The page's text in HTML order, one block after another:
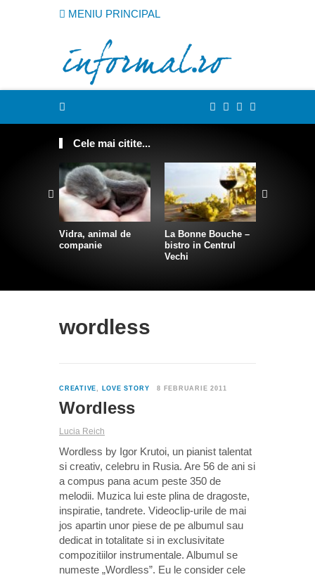
MENIU PRINCIPAL
Cele mai citite...
Vidra, animal de
companie
La Bonne Bouche –
bistro in Centrul
Vechi
wordless
CREATIVE, LOVE STORY 8 FEBRUARIE 2011
Wordless
Lucia Reich
Wordless by Igor Krutoi, un pianist talentat
si creativ, celebru in Rusia. Are 56 de ani si
a compus pana acum peste 350 de
melodii. Muzica lui este plina de dragoste,
inspiratie, tandrete. Videoclip-urile de mai
jos apartin unor piese de pe albumul sau
dedicat in totalitate si in exclusivitate
compozitiilor instrumentale. Albumul se
numeste „Wordless”. Eu le consider cele